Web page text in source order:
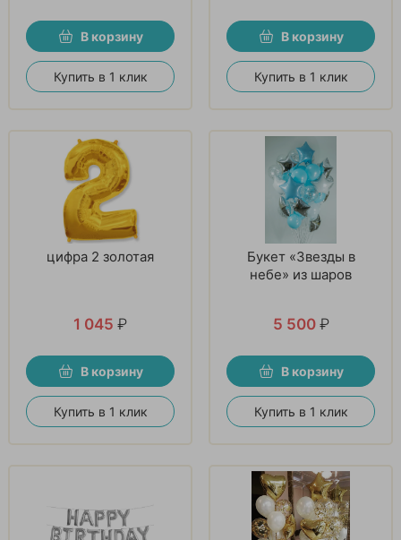
В корзину
Купить в 1 клик
В корзину
Купить в 1 клик
цифра 2 золотая
1 045 ₽
В корзину
Купить в 1 клик
Букет «Звезды в
небе» из шаров
5 500 ₽
В корзину
Купить в 1 клик